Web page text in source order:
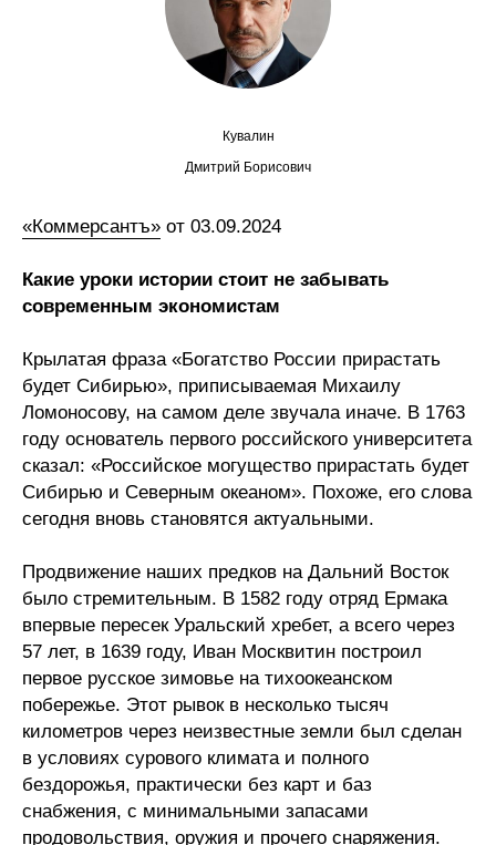
Сотрудники
Научная жизнь
Издания
Проблемы прогнозирования
О журнале
Редакционная этика
Информация для авторов
Общие требования
Стандарты оформления
Научные труды
О журнале
Кувалин
Дмитрий Борисович
«Коммерсантъ» от 03.09.2024
Какие уроки истории стоит не забывать
современным экономистам
Крылатая фраза «Богатство России прирастать
будет Сибирью», приписываемая Михаилу
Ломоносову, на самом деле звучала иначе. В 1763
году основатель первого российского университета
сказал: «Российское могущество прирастать будет
Сибирью и Северным океаном». Похоже, его слова
сегодня вновь становятся актуальными.
Продвижение наших предков на Дальний Восток
было стремительным. В 1582 году отряд Ермака
впервые пересек Уральский хребет, а всего через
57 лет, в 1639 году, Иван Москвитин построил
первое русское зимовье на тихоокеанском
побережье. Этот рывок в несколько тысяч
километров через неизвестные земли был сделан
в условиях сурового климата и полного
бездорожья, практически без карт и баз
снабжения, с минимальными запасами
продовольствия, оружия и прочего снаряжения.